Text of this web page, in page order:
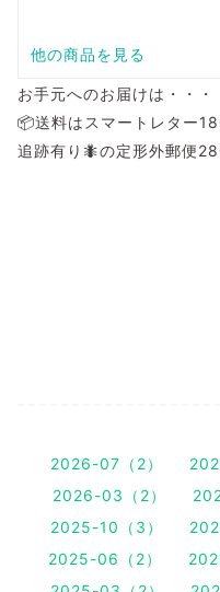
お手元へのお届けは・・・
📦送料はスマートレター
追跡有り🐜の定形外郵便
2026-07（2）
2026-03（2）
2025-10（3）
2025-06（2）